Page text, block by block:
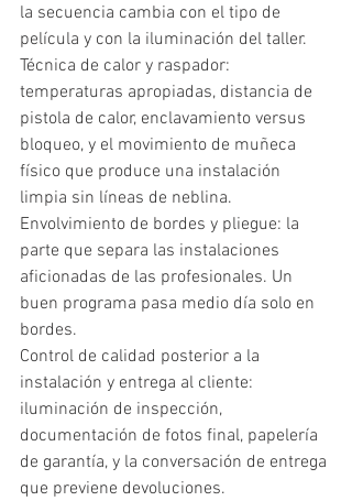
la secuencia cambia con el tipo de
película y con la iluminación del taller.
Técnica de calor y raspador:
temperaturas apropiadas, distancia de
pistola de calor, enclavamiento versus
bloqueo, y el movimiento de muñeca
físico que produce una instalación
limpia sin líneas de neblina.
Envolvimiento de bordes y pliegue: la
parte que separa las instalaciones
aficionadas de las profesionales. Un
buen programa pasa medio día solo en
bordes.
Control de calidad posterior a la
instalación y entrega al cliente:
iluminación de inspección,
documentación de fotos final, papelería
de garantía, y la conversación de entrega
que previene devoluciones.